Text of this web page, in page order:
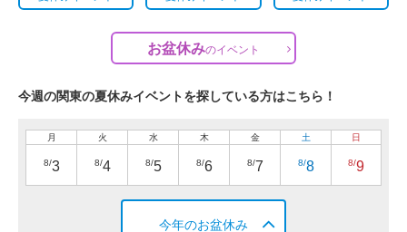
お盆休みのイベント
今週の関東の夏休みイベントを探している方はこちら！
月
8/3
火
8/4
水
8/5
木
8/6
金
8/7
土
8/8
日
8/9
今年のお盆休み